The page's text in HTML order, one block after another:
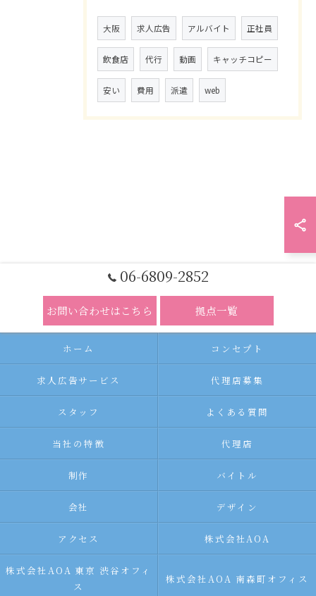
大阪 求人広告 アルバイト 正社員
飲食店 代行 動画 キャッチコピー
安い 費用 派遣 web
06-6809-2852
お問い合わせはこちら 拠点一覧
ホーム コンセプト
求人広告サービス 代理店募集
スタッフ よくある質問
当社の特徴 代理店
制作 バイトル
会社 デザイン
アクセス 株式会社AOA
株式会社AOA 東京 渋谷オフィ
ス
株式会社AOA 南森町オフィス